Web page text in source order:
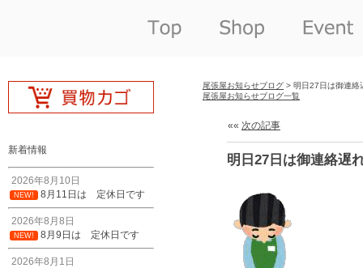
新着情報
2026年8月10日
NEW! 8月11日は 定休日です
2026年8月8日
NEW! 8月9日は 定休日です
2026年8月1日
尾張屋お知らせブログ > 明日27日は御連絡
尾張屋お知らせブログ一覧
«« 次の記事
明日27日は御連絡遅